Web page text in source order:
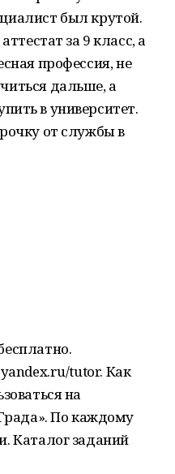
был крутой.
за 9 класс, а
профессия, не
дальше, а
в университет.
от службы в
tutor. Как
на
По каждому
Каталог заданий